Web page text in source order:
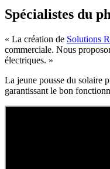
Spécialistes du
« La création de Solutions
commerciale. Nous
électriques. »
La jeune pousse du solaire
garantissant le bon